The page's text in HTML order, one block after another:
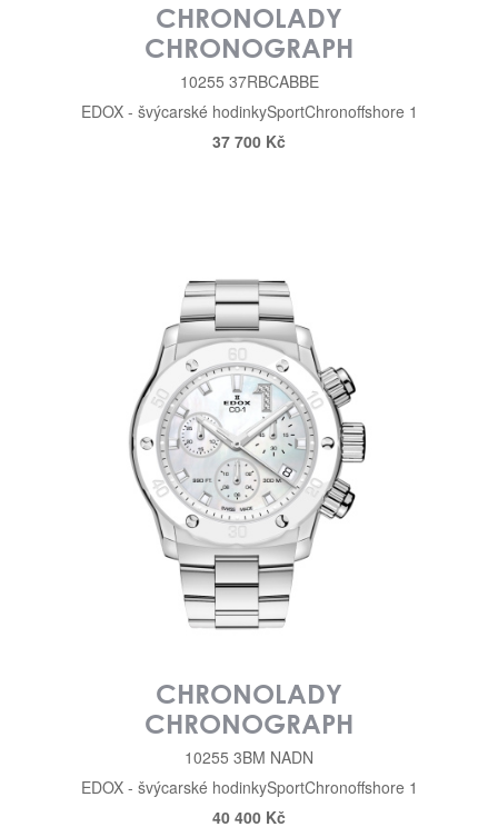
CHRONOLADY
CHRONOGRAPH
10255 37RBCABBE
EDOX - švýcarské hodinkySportChronoffshore 1
37 700 Kč
CHRONOLADY
CHRONOGRAPH
10255 3BM NADN
EDOX - švýcarské hodinkySportChronoffshore 1
40 400 Kč